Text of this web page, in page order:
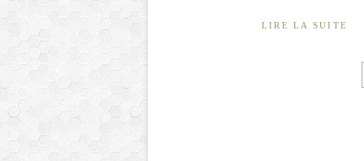
LIRE LA SUITE